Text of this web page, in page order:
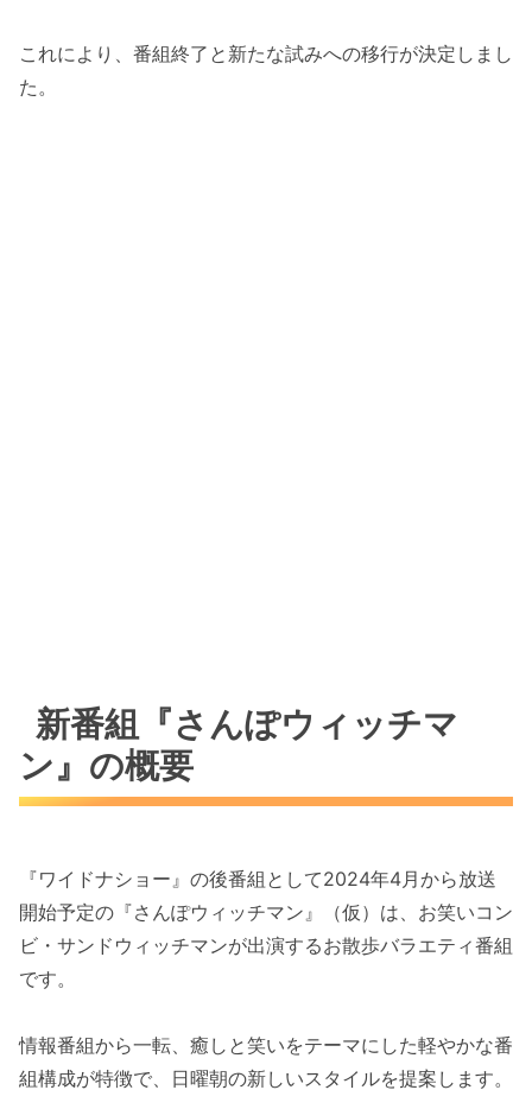
これにより、番組終了と新たな試みへの移行が決定しまし
た。
新番組『さんぽウィッチマ
ン』の概要
『ワイドナショー』の後番組として2024年4月から放送
開始予定の『さんぽウィッチマン』（仮）は、お笑いコン
ビ・サンドウィッチマンが出演するお散歩バラエティ番組
です。
情報番組から一転、癒しと笑いをテーマにした軽やかな番
組構成が特徴で、日曜朝の新しいスタイルを提案します。